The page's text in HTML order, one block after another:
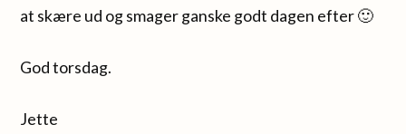
at skære ud og smager ganske godt dagen efter 🙂
God torsdag.
Jette